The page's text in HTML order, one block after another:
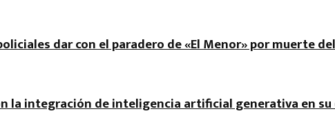
dar con el paradero de «El Menor» por muerte
la integración de inteligencia artificial generativa en su